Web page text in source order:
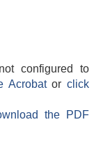
configured to
Acrobatorclick
the PDF